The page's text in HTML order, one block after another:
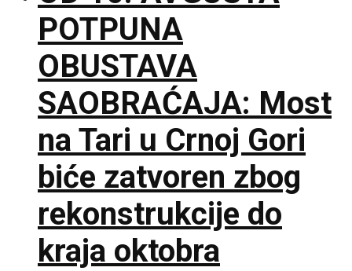
POTPUNA
OBUSTAVA
SAOBRAĆAJA: Most
na Tari u Crnoj Gori
biće zatvoren zbog
rekonstrukcije do
kraja oktobra